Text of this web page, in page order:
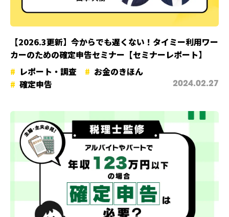
【2026.3更新】今からでも遅くない！タイミー利用ワー
カーのための確定申告セミナー【セミナーレポート】
レポート・調査
お金のきほん
確定申告
2024.02.27